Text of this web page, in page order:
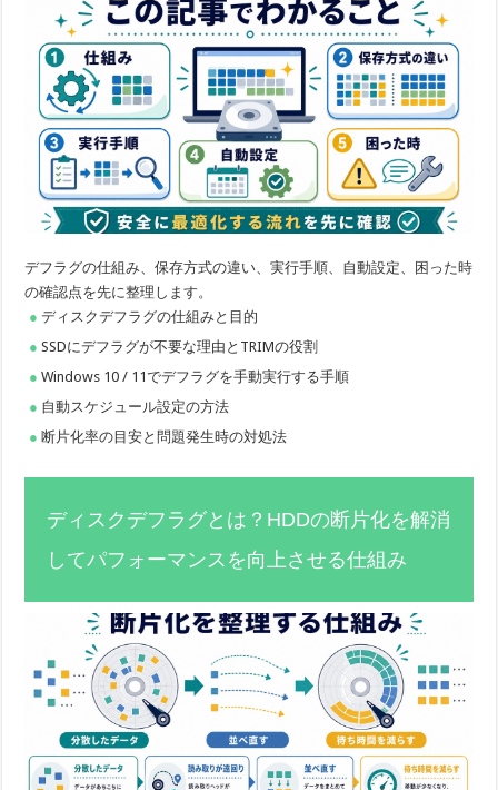
デフラグの仕組み、保存方式の違い、実行手順、自動設定、困った時
の確認点を先に整理します。
ディスクデフラグの仕組みと目的
SSDにデフラグが不要な理由とTRIMの役割
Windows 10 / 11でデフラグを手動実行する手順
自動スケジュール設定の方法
断片化率の目安と問題発生時の対処法
ディスクデフラグとは？HDDの断片化を解消
してパフォーマンスを向上させる仕組み